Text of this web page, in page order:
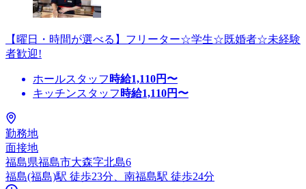
【曜日・時間が選べる】フリーター☆学生☆既婚者☆未経験
者歓迎!
ホールスタッフ 時給1,110円〜
キッチンスタッフ 時給1,110円〜
勤務地
面接地
福島県福島市大森字北島6
福島(福島)駅 徒歩23分、南福島駅 徒歩24分